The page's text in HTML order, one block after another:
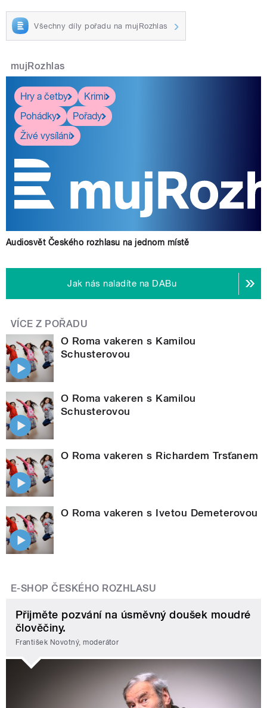
Všechny díly pořadu na mujRozhlas
mujRozhlas
Hry a četby
Krimi
Pohádky
Pořady
Živé vysílání
Audiosvět Českého rozhlasu na jednom místě
Jak nás naladíte na DABu
VÍCE Z POŘADU
O Roma vakeren s Kamilou
Schusterovou
O Roma vakeren s Kamilou
Schusterovou
O Roma vakeren s Richardem Trsťanem
O Roma vakeren s Ivetou Demeterovou
E-SHOP ČESKÉHO ROZHLASU
Přijměte pozvání na úsměvný doušek moudré
člověčiny.
František Novotný, moderátor